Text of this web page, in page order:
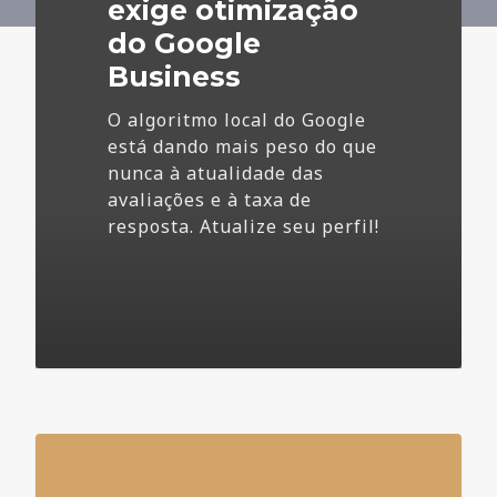
exige otimização
do Google
Business
O algoritmo local do Google
está dando mais peso do que
nunca à atualidade das
avaliações e à taxa de
resposta. Atualize seu perfil!